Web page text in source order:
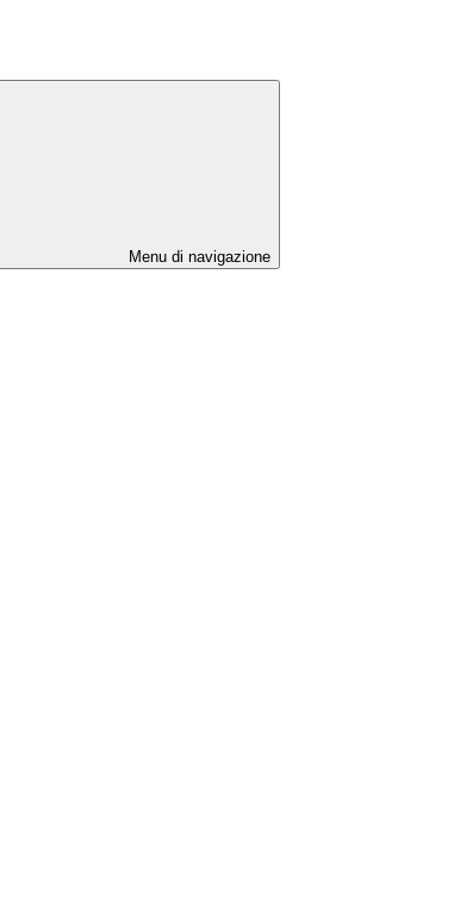
Menu di navigazione